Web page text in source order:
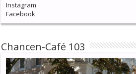
Instagram
Facebook
Chancen-Café 103